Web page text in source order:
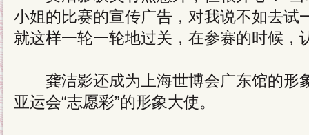
小姐的比赛的宣传广告，对我说不如去试
就这样一轮一轮地过关，在参赛的时候，
龚洁影还成为上海世博会广东馆的形
亚运会“志愿彩”的形象大使。